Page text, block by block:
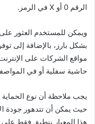
الرقم 0 أو X في الرمز.
ويمكن للمستخدم العثور
بشكل بارز، بالإضافة إلى
مواقع الشركات على
حاشية سفلية أو في
يجب ملاحظة أن نوع
حيث يمكن أن تتدهور جودة
هذا المعيار ينطبق فقط